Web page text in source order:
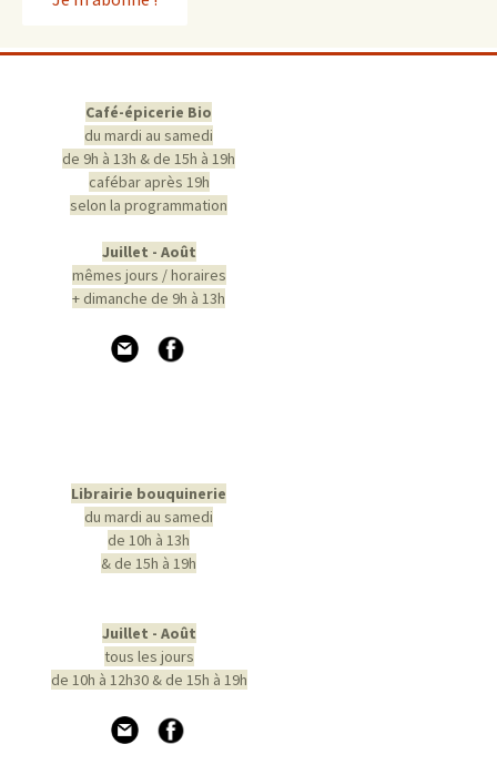
Café-épicerie Bio
du mardi au samedi
de 9h à 13h & de 15h à 19h
cafébar après 19h
selon la programmation
Juillet - Août
mêmes jours / horaires
+ dimanche de 9h à 13h
Librairie bouquinerie
du mardi au samedi
de 10h à 13h
& de 15h à 19h
Juillet - Août
tous les jours
de 10h à 12h30 & de 15h à 19h